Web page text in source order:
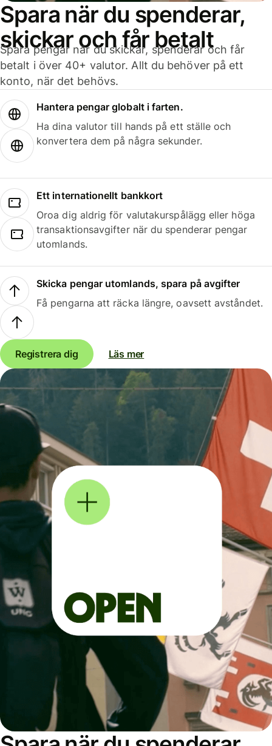
Spara när du spenderar,
skickar och får betalt
Spara pengar när du skickar, spenderar och får
betalt i över 40+ valutor. Allt du behöver på ett
konto, när det behövs.
Hantera pengar globalt i farten.
Ha dina valutor till hands på ett ställe och
konvertera dem på några sekunder.
Ett internationellt bankkort
Oroa dig aldrig för valutakurspålägg eller höga
transaktionsavgifter när du spenderar pengar
utomlands.
Skicka pengar utomlands, spara på avgifter
Få pengarna att räcka längre, oavsett avståndet.
Registrera dig Läs mer